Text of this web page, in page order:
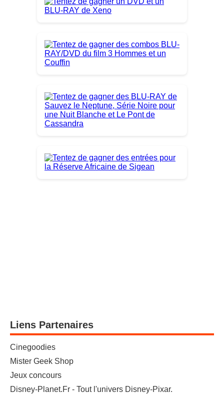
Liens Partenaires
Cinegoodies
Mister Geek Shop
Jeux concours
Disney-Planet.Fr - Tout l'univers Disney-Pixar.